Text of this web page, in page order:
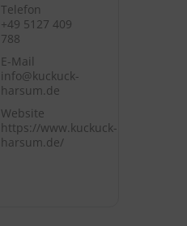
Telefon
+49 5127 409
788
E-Mail
info@kuckuck-
harsum.de
Website
https://www.kuckuck-
harsum.de/